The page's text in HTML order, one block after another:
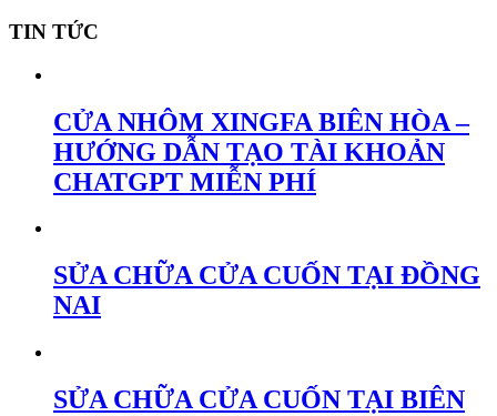
TIN TỨC
CỬA NHÔM XINGFA BIÊN HÒA –
HƯỚNG DẪN TẠO TÀI KHOẢN
CHATGPT MIỄN PHÍ
SỬA CHỮA CỬA CUỐN TẠI ĐỒNG
NAI
SỬA CHỮA CỬA CUỐN TẠI BIÊN